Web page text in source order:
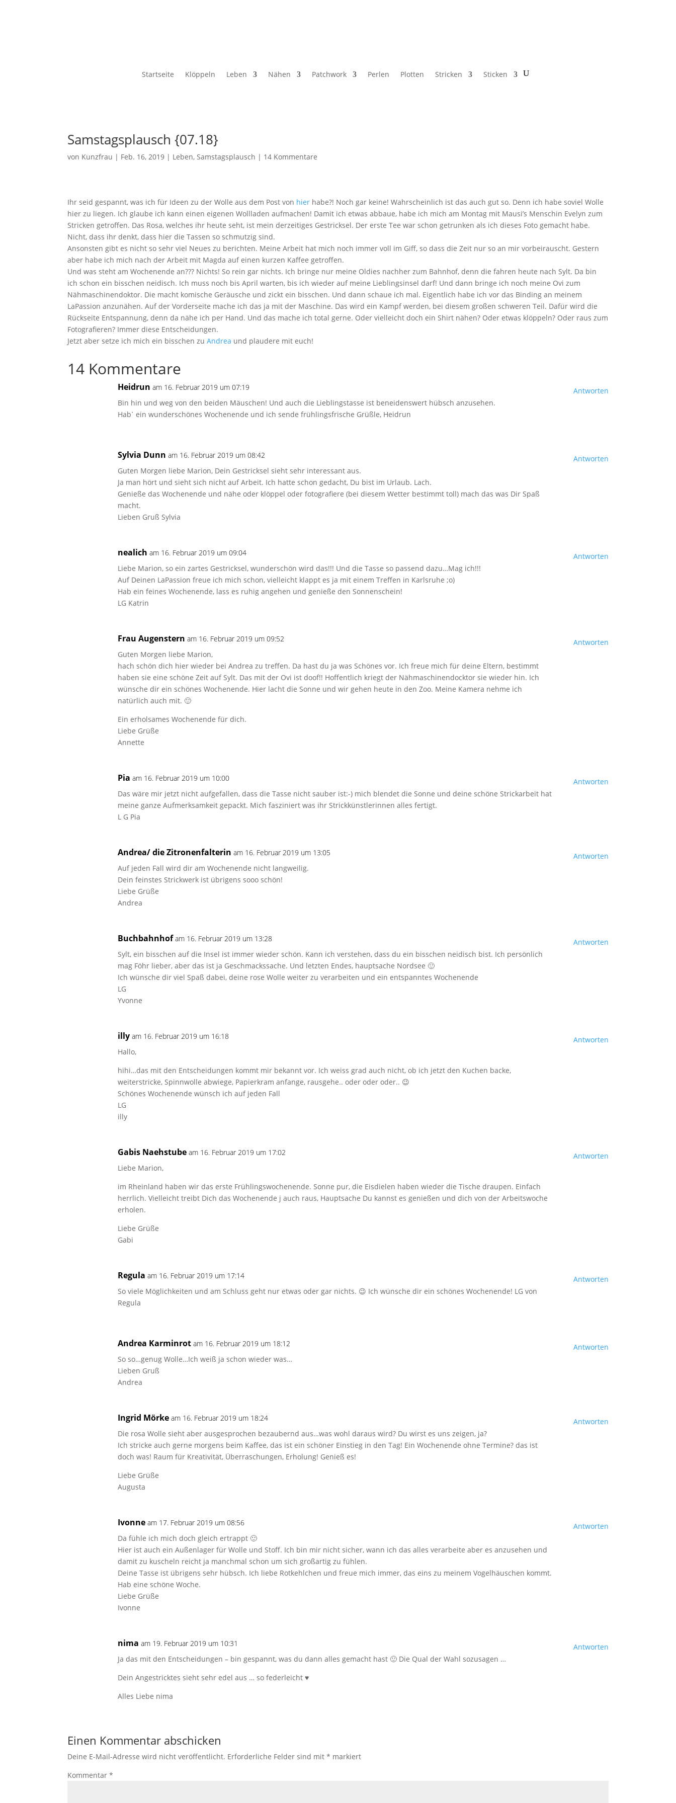
Startseite Klöppeln Leben Nähen Patchwork Perlen Plotten Stricken Sticken
Samstagsplausch {07.18}
von Kunzfrau | Feb. 16, 2019 | Leben,Samstagsplausch | 14 Kommentare
Ihr seid gespannt, was ich für Ideen zu der Wolle aus dem Post von hier habe?! Noch gar keine! Wahrscheinlich ist das auch gut so. Denn ich habe soviel Wolle
hier zu liegen. Ich glaube ich kann einen eigenen Wollladen aufmachen! Damit ich etwas abbaue, habe ich mich am Montag mit Mausi’s Menschin Evelyn zum
Stricken getroffen. Das Rosa, welches ihr heute seht, ist mein derzeitiges Gestricksel. Der erste Tee war schon getrunken als ich dieses Foto gemacht habe.
Nicht, dass ihr denkt, dass hier die Tassen so schmutzig sind.
Ansonsten gibt es nicht so sehr viel Neues zu berichten. Meine Arbeit hat mich noch immer voll im Giff, so dass die Zeit nur so an mir vorbeirauscht. Gestern
aber habe ich mich nach der Arbeit mit Magda auf einen kurzen Kaffee getroffen.
Und was steht am Wochenende an??? Nichts! So rein gar nichts. Ich bringe nur meine Oldies nachher zum Bahnhof, denn die fahren heute nach Sylt. Da bin
ich schon ein bisschen neidisch. Ich muss noch bis April warten, bis ich wieder auf meine Lieblingsinsel darf! Und dann bringe ich noch meine Ovi zum
Nähmaschinendoktor. Die macht komische Geräusche und zickt ein bisschen. Und dann schaue ich mal. Eigentlich habe ich vor das Binding an meinem
LaPassion anzunähen. Auf der Vorderseite mache ich das ja mit der Maschine. Das wird ein Kampf werden, bei diesem großen schweren Teil. Dafür wird die
Rückseite Entspannung, denn da nähe ich per Hand. Und das mache ich total gerne. Oder vielleicht doch ein Shirt nähen? Oder etwas klöppeln? Oder raus zum
Fotografieren? Immer diese Entscheidungen.
Jetzt aber setze ich mich ein bisschen zuAndrea und plaudere mit euch!
14 Kommentare
Heidrun am 16. Februar 2019 um 07:19
Bin hin und weg von den beiden Mäuschen! Und auch die Lieblingstasse ist beneidenswert hübsch anzusehen.
Habˋ ein wunderschönes Wochenende und ich sende frühlingsfrische Grüßle, Heidrun
Antworten
Sylvia Dunn am 16. Februar 2019 um 08:42
Guten Morgen liebe Marion, Dein Gestricksel sieht sehr interessant aus.
Ja man hört und sieht sich nicht auf Arbeit. Ich hatte schon gedacht, Du bist im Urlaub. Lach.
Genieße das Wochenende und nähe oder klöppel oder fotografiere (bei diesem Wetter bestimmt toll) mach das was Dir Spaß
macht.
Lieben Gruß Sylvia
Antworten
nealich am 16. Februar 2019 um 09:04
Liebe Marion, so ein zartes Gestricksel, wunderschön wird das!!! Und die Tasse so passend dazu…Mag ich!!!
Auf Deinen LaPassion freue ich mich schon, vielleicht klappt es ja mit einem Treffen in Karlsruhe ;o)
Hab ein feines Wochenende, lass es ruhig angehen und genieße den Sonnenschein!
LG Katrin
Antworten
Frau Augenstern am 16. Februar 2019 um 09:52
Guten Morgen liebe Marion,
hach schön dich hier wieder bei Andrea zu treffen. Da hast du ja was Schönes vor. Ich freue mich für deine Eltern, bestimmt
haben sie eine schöne Zeit auf Sylt. Das mit der Ovi ist doof!! Hoffentlich kriegt der Nähmaschinendocktor sie wieder hin. Ich
wünsche dir ein schönes Wochenende. Hier lacht die Sonne und wir gehen heute in den Zoo. Meine Kamera nehme ich
natürlich auch mit. 🙂
Ein erholsames Wochenende für dich.
Liebe Grüße
Annette
Antworten
Pia am 16. Februar 2019 um 10:00
Das wäre mir jetzt nicht aufgefallen, dass die Tasse nicht sauber ist:-) mich blendet die Sonne und deine schöne Strickarbeit hat
meine ganze Aufmerksamkeit gepackt. Mich fasziniert was ihr Strickkünstlerinnen alles fertigt.
L G Pia
Antworten
Andrea/ die Zitronenfalterin am 16. Februar 2019 um 13:05
Auf jeden Fall wird dir am Wochenende nicht langweilig.
Dein feinstes Strickwerk ist übrigens sooo schön!
Liebe Grüße
Andrea
Antworten
Buchbahnhof am 16. Februar 2019 um 13:28
Sylt, ein bisschen auf die Insel ist immer wieder schön. Kann ich verstehen, dass du ein bisschen neidisch bist. Ich persönlich
mag Föhr lieber, aber das ist ja Geschmackssache. Und letzten Endes, hauptsache Nordsee 🙂
Ich wünsche dir viel Spaß dabei, deine rose Wolle weiter zu verarbeiten und ein entspanntes Wochenende
LG
Yvonne
Antworten
illy am 16. Februar 2019 um 16:18
Hallo,
hihi…das mit den Entscheidungen kommt mir bekannt vor. Ich weiss grad auch nicht, ob ich jetzt den Kuchen backe,
weiterstricke, Spinnwolle abwiege, Papierkram anfange, rausgehe.. oder oder oder.. 😉
Schönes Wochenende wünsch ich auf jeden Fall
LG
illy
Antworten
Gabis Naehstube am 16. Februar 2019 um 17:02
Liebe Marion,
im Rheinland haben wir das erste Frühlingswochenende. Sonne pur, die Eisdielen haben wieder die Tische draupen. Einfach
herrlich. Vielleicht treibt Dich das Wochenende j auch raus, Hauptsache Du kannst es genießen und dich von der Arbeitswoche
erholen.
Liebe Grüße
Gabi
Antworten
Regula am 16. Februar 2019 um 17:14
So viele Möglichkeiten und am Schluss geht nur etwas oder gar nichts. 😉 Ich wünsche dir ein schönes Wochenende! LG von
Regula
Antworten
Andrea Karminrot am 16. Februar 2019 um 18:12
So so…genug Wolle…Ich weiß ja schon wieder was…
Lieben Gruß
Andrea
Antworten
Ingrid Mörke am 16. Februar 2019 um 18:24
Die rosa Wolle sieht aber ausgesprochen bezaubernd aus…was wohl daraus wird? Du wirst es uns zeigen, ja?
Ich stricke auch gerne morgens beim Kaffee, das ist ein schöner Einstieg in den Tag! Ein Wochenende ohne Termine? das ist
doch was! Raum für Kreativität, Überraschungen, Erholung! Genieß es!
Liebe Grüße
Augusta
Antworten
Ivonne am 17. Februar 2019 um 08:56
Da fühle ich mich doch gleich ertrappt 🙂
Hier ist auch ein Außenlager für Wolle und Stoff. Ich bin mir nicht sicher, wann ich das alles verarbeite aber es anzusehen und
damit zu kuscheln reicht ja manchmal schon um sich großartig zu fühlen.
Deine Tasse ist übrigens sehr hübsch. Ich liebe Rotkehlchen und freue mich immer, das eins zu meinem Vogelhäuschen kommt.
Hab eine schöne Woche.
Liebe Grüße
Ivonne
Antworten
nima am 19. Februar 2019 um 10:31
Ja das mit den Entscheidungen – bin gespannt, was du dann alles gemacht hast 🙂 Die Qual der Wahl sozusagen …
Dein Angestricktes sieht sehr edel aus … so federleicht ♥
Alles Liebe nima
Antworten
Einen Kommentar abschicken
Deine E-Mail-Adresse wird nicht veröffentlicht. Erforderliche Felder sind mit* markiert
Kommentar*